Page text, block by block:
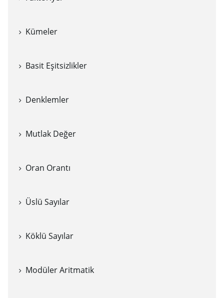
Kümeler
Basit Eşitsizlikler
Denklemler
Mutlak Değer
Oran Orantı
Üslü Sayılar
Köklü Sayılar
Modüler Aritmatik